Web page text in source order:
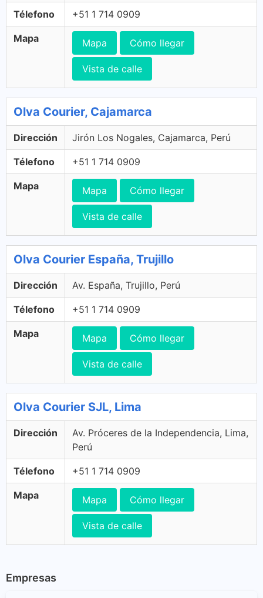
Télefono +51 1 714 0909
Mapa Mapa Cómo llegar
Vista de calle
Olva Courier, Cajamarca
Dirección Jirón Los Nogales, Cajamarca, Perú
Télefono +51 1 714 0909
Mapa Mapa Cómo llegar
Vista de calle
Olva Courier España, Trujillo
Dirección Av. España, Trujillo, Perú
Télefono +51 1 714 0909
Mapa Mapa Cómo llegar
Vista de calle
Olva Courier SJL, Lima
Dirección
Av. Próceres de la Independencia, Lima,
Perú
Télefono +51 1 714 0909
Mapa Mapa Cómo llegar
Vista de calle
Empresas